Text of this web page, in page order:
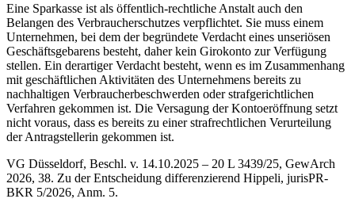
Eine Sparkasse ist als öffentlich-rechtliche Anstalt auch den
Belangen des Verbraucherschutzes verpflichtet. Sie muss einem
Unternehmen, bei dem der begründete Verdacht eines unseriösen
Geschäftsgebarens besteht, daher kein Girokonto zur Verfügung
stellen. Ein derartiger Verdacht besteht, wenn es im Zusammenhang
mit geschäftlichen Aktivitäten des Unternehmens bereits zu
nachhaltigen Verbraucherbeschwerden oder strafgerichtlichen
Verfahren gekommen ist. Die Versagung der Kontoeröffnung setzt
nicht voraus, dass es bereits zu einer strafrechtlichen Verurteilung
der Antragstellerin gekommen ist.
VG Düsseldorf, Beschl. v. 14.10.2025 – 20 L 3439/25, GewArch
2026, 38. Zu der Entscheidung differenzierend Hippeli, jurisPR-
BKR 5/2026, Anm. 5.